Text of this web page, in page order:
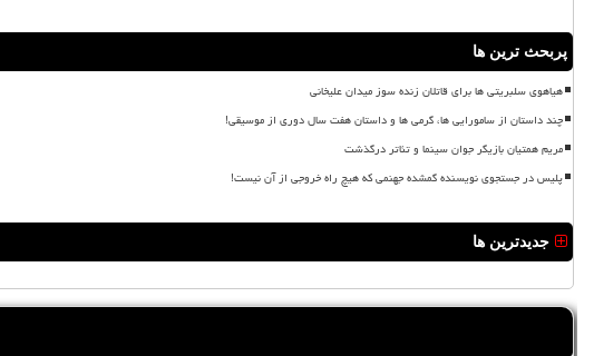
پربحث ترین ها
هیاهوی سلبریتی ها برای قاتلان زنده سوز میدان علیخانی
چند داستان از سامورایی ها، گرمی ها و داستان هفت سال دوری از موسیقی!
مریم همتیان بازیگر جوان سینما و تئاتر درگذشت
پلیس در جستجوی نویسنده گمشده جهنمی که هیچ راه خروجی از آن نیست!
جدیدترین ها